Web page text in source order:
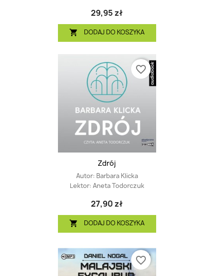
29,95 zł
 DODAJ DO KOSZYKA
Zdrój
Autor: Barbara Klicka
Lektor: Aneta Todorczuk
27,90 zł
 DODAJ DO KOSZYKA
favorite_border
favorite_border